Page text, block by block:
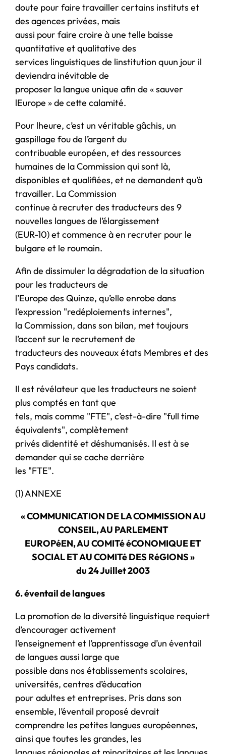
doute pour faire travailler certains instituts et
des agences privées, mais
aussi pour faire croire à une telle baisse
quantitative et qualitative des
services linguistiques de linstitution quun jour il
deviendra inévitable de
proposer la langue unique afin de « sauver
lEurope » de cette calamité.
Pour lheure, c’est un véritable gâchis, un
gaspillage fou de l’argent du
contribuable européen, et des ressources
humaines de la Commission qui sont là,
disponibles et qualifiées, et ne demandent qu’à
travailler. La Commission
continue à recruter des traducteurs des 9
nouvelles langues de l’élargissement
(EUR-10) et commence à en recruter pour le
bulgare et le roumain.
Afin de dissimuler la dégradation de la situation
pour les traducteurs de
l’Europe des Quinze, qu’elle enrobe dans
l’expression "redéploiements internes",
la Commission, dans son bilan, met toujours
l’accent sur le recrutement de
traducteurs des nouveaux états Membres et des
Pays candidats.
Il est révélateur que les traducteurs ne soient
plus comptés en tant que
tels, mais comme "FTE", c’est-à-dire "full time
équivalents", complètement
privés didentité et déshumanisés. Il est à se
demander qui se cache derrière
les "FTE".
(1) ANNEXE
« COMMUNICATION DE LA COMMISSION AU
CONSEIL, AU PARLEMENT
EUROPéEN, AU COMITé éCONOMIQUE ET
SOCIAL ET AU COMITé DES RéGIONS »
du 24 Juillet 2003
6. éventail de langues
La promotion de la diversité linguistique requiert
d’encourager activement
l’enseignement et l’apprentissage d’un éventail
de langues aussi large que
possible dans nos établissements scolaires,
universités, centres d’éducation
pour adultes et entreprises. Pris dans son
ensemble, l’éventail proposé devrait
comprendre les petites langues européennes,
ainsi que toutes les grandes, les